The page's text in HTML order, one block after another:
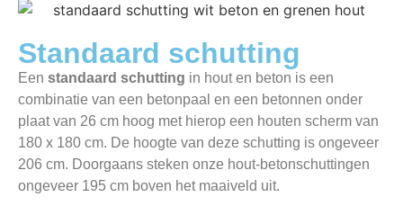
Standaard schutting
Een standaard schutting in hout en beton is een
combinatie van een betonpaal en een betonnen onder
plaat van 26 cm hoog met hierop een houten scherm van
180 x 180 cm. De hoogte van deze schutting is ongeveer
206 cm. Doorgaans steken onze hout-betonschuttingen
ongeveer 195 cm boven het maaiveld uit.